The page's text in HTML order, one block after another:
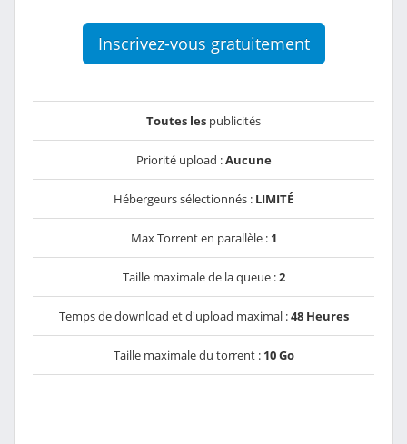
Inscrivez-vous gratuitement
Toutes les publicités
Priorité upload :Aucune
Hébergeurs sélectionnés : LIMITÉ
Max Torrent en parallèle : 1
Taille maximale de la queue :2
Temps de download et d'upload maximal :48 Heures
Taille maximale du torrent : 10 Go